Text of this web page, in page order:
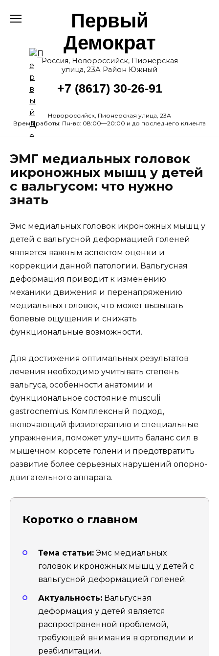
Первый
Демократ
Россия, Новороссийск, Пионерская
улица, 23А Район Южный
+7 (8617) 30-26-91
Новороссийск, Пионерская улица, 23А
Время работы: Пн-вс: 08:00—20:00 и до последнего клиента
ЭМГ медиальных головок
икроножных мышц у детей
с вальгусом: что нужно
знать
Эмс медиальных головок икроножных мышц у
детей с вальгусной деформацией голеней
является важным аспектом оценки и
коррекции данной патологии. Вальгусная
деформация приводит к изменению
механики движения и перенапряжению
медиальных головок, что может вызывать
болевые ощущения и снижать
функциональные возможности.
Для достижения оптимальных результатов
лечения необходимо учитывать степень
вальгуса, особенности анатомии и
функциональное состояние musculi
gastrocnemius. Комплексный подход,
включающий физиотерапию и специальные
упражнения, поможет улучшить баланс сил в
мышечном корсете голени и предотвратить
развитие более серьезных нарушений опорно-
двигательного аппарата.
Коротко о главном
Тема статьи: Эмс медиальных
головок икроножных мышц у детей с
вальгусной деформацией голеней.
Актуальность: Вальгусная
деформация у детей является
распространенной проблемой,
требующей внимания в ортопедии и
реабилитации.